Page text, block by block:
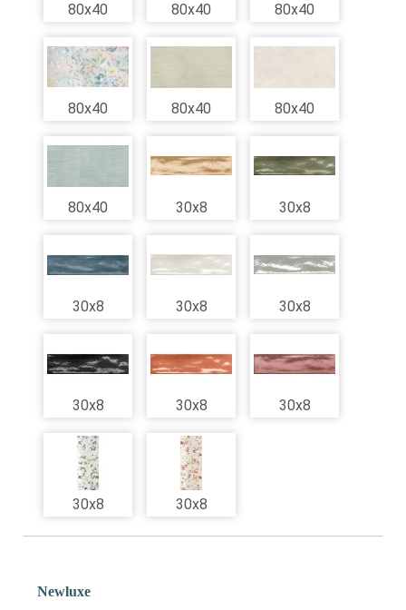
80x40 80x40 80x40
80x40 80x40 80x40
80x40 30x8 30x8
30x8 30x8 30x8
30x8 30x8 30x8
30x8 30x8
Newluxe